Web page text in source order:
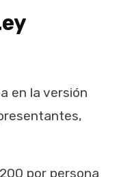
en la versión
por persona